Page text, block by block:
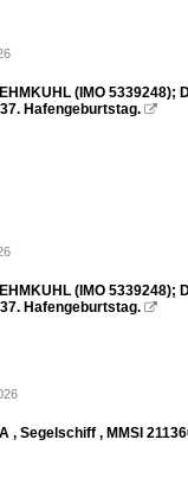
(IMO
Hafengeburtstag. 
(IMO
Hafengeburtstag. 
, Segelschiff , MMSI